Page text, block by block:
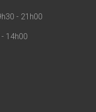
- 21h00
14h00